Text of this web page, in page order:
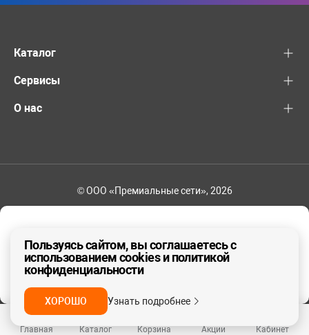
Главная Каталог Корзина Акции Кабинет
ДА, ВЕРНО
Каталог
Сервисы
О нас
© ООО «Премиальные сети», 2026
Пользуясь сайтом, вы соглашаетесь с
использованием cookies и политикой
конфиденциальности
ХОРОШО Узнать подробнее